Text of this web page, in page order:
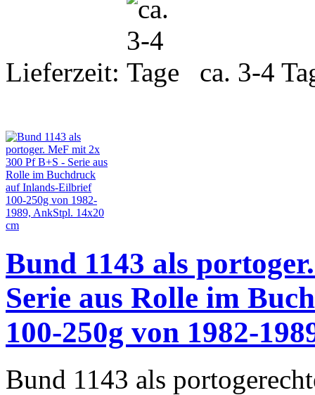
Lieferzeit: ca. 3-4
Bund 1143 als
Serie aus Rolle im
100-250g von 1982-
Bund 1143 als